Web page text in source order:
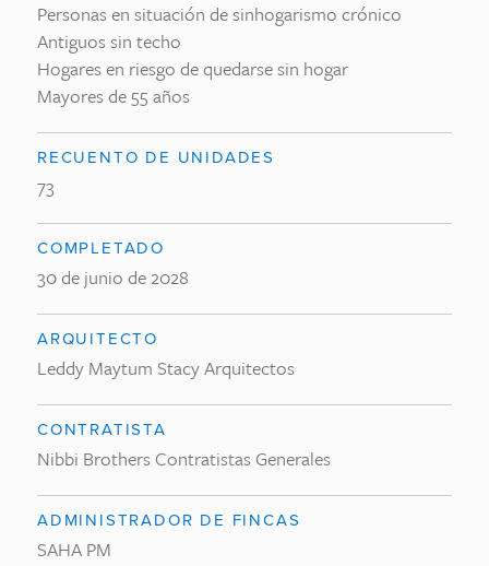
Personas en situación de sinhogarismo crónico
Antiguos sin techo
Hogares en riesgo de quedarse sin hogar
Mayores de 55 años
RECUENTO DE UNIDADES
73
COMPLETADO
30 de junio de 2028
ARQUITECTO
Leddy Maytum Stacy Arquitectos
CONTRATISTA
Nibbi Brothers Contratistas Generales
ADMINISTRADOR DE FINCAS
SAHA PM